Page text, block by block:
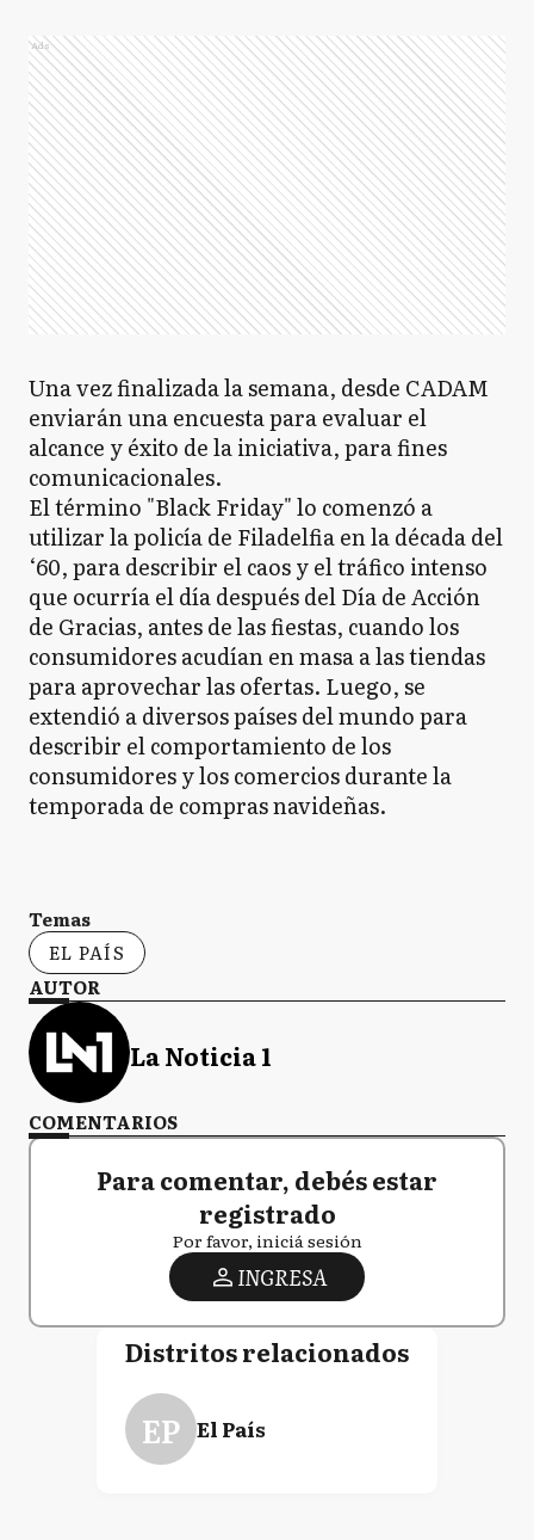
Ads
Una vez finalizada la semana, desde CADAM
enviarán una encuesta para evaluar el
alcance y éxito de la iniciativa, para fines
comunicacionales.
El término "Black Friday" lo comenzó a
utilizar la policía de Filadelfia en la década del
‘60, para describir el caos y el tráfico intenso
que ocurría el día después del Día de Acción
de Gracias, antes de las fiestas, cuando los
consumidores acudían en masa a las tiendas
para aprovechar las ofertas. Luego, se
extendió a diversos países del mundo para
describir el comportamiento de los
consumidores y los comercios durante la
temporada de compras navideñas.
Temas
EL PAÍS
AUTOR
La Noticia 1
COMENTARIOS
Para comentar, debés estar
registrado
Por favor, iniciá sesión
INGRESA
Distritos relacionados
EP El País